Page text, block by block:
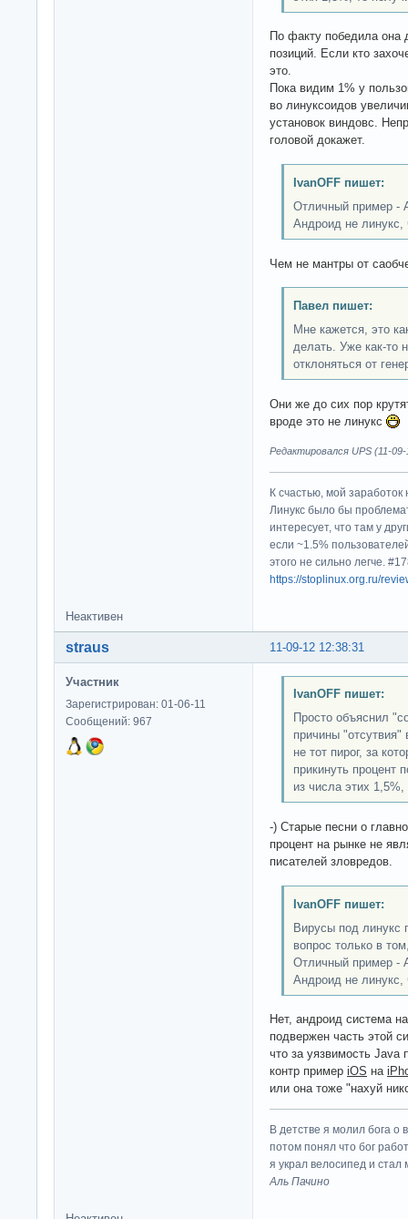
По факту победила
позиций. Если кто
это.
Пока видим 1% у
во линуксоидов
установок виндовс.
головой докажет.
IvanOFF пишет:
Отличный пример -
Андроид не линукс,
Чем не мантры от
Павел пишет:
Мне кажется, это
делать. Уже как-то
отклоняться от
Они же до сих пор
вроде это не линукс
Редактировался UPS (11-09-
К счастью, мой
Линукс было бы
интересует, что там у
если ~1.5%
этого не сильно легче.
https://stoplinux.org.ru/
Неактивен
11-09-12 12:38:31
straus
Участник
Зарегистрирован: 01-06-11
Сообщений: 967
IvanOFF пишет:
Просто объяснил
причины "отсутвия"
не тот пирог, за
прикинуть процент
из числа этих
-) Старые песни о
процент на рынке не
писателей зловредов.
IvanOFF пишет:
Вирусы под линукс
вопрос только в
Отличный пример -
Андроид не линукс,
Нет, андроид система
подвержен часть этой
что за уязвимость Java
контр пример iOS на
или она тоже "нахуй
В детстве я молил бога о
потом понял что бог
я украл велосипед и стал
Аль Пачино